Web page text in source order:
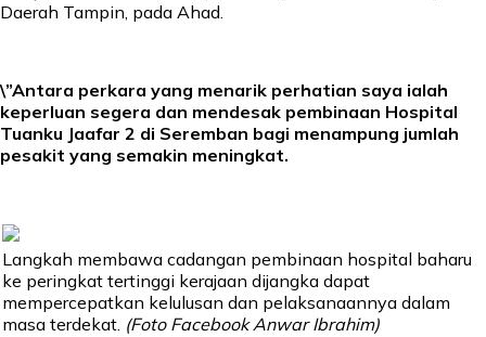
Daerah Tampin, pada Ahad.
\”Antara perkara yang menarik perhatian saya ialah
keperluan segera dan mendesak pembinaan Hospital
Tuanku Jaafar 2 di Seremban bagi menampung jumlah
pesakit yang semakin meningkat.
Langkah membawa cadangan pembinaan hospital baharu
ke peringkat tertinggi kerajaan dijangka dapat
mempercepatkan kelulusan dan pelaksanaannya dalam
masa terdekat. (Foto Facebook Anwar Ibrahim)